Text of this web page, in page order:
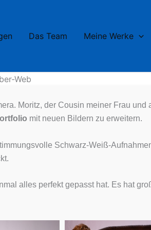
Das Team Meine Werke
Web
Moritz, der Cousin meiner Frau und
mit neuen Bildern zu erweitern.
Schwarz-Weiß-
alles perfekt gepasst hat. Es hat